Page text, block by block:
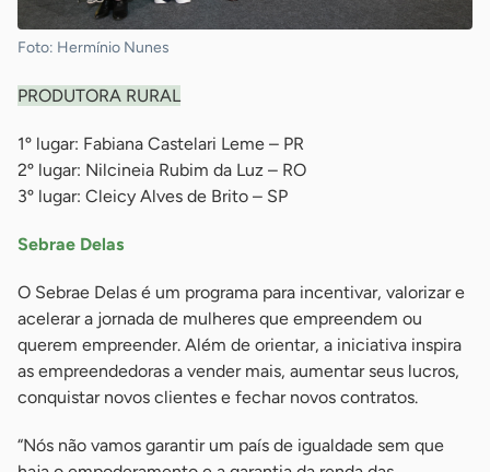
Foto: Hermínio Nunes
PRODUTORA RURAL
1º lugar: Fabiana Castelari Leme – PR
2º lugar: Nilcineia Rubim da Luz – RO
3º lugar: Cleicy Alves de Brito – SP
Sebrae Delas
O Sebrae Delas é um programa para incentivar, valorizar e
acelerar a jornada de mulheres que empreendem ou
querem empreender. Além de orientar, a iniciativa inspira
as empreendedoras a vender mais, aumentar seus lucros,
conquistar novos clientes e fechar novos contratos.
“Nós não vamos garantir um país de igualdade sem que